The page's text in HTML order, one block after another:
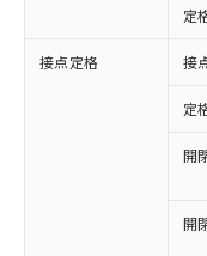
定
接点定格 接
定
開
開
ご利用
対応済み
非含有に対
対応予定：
有に対応し